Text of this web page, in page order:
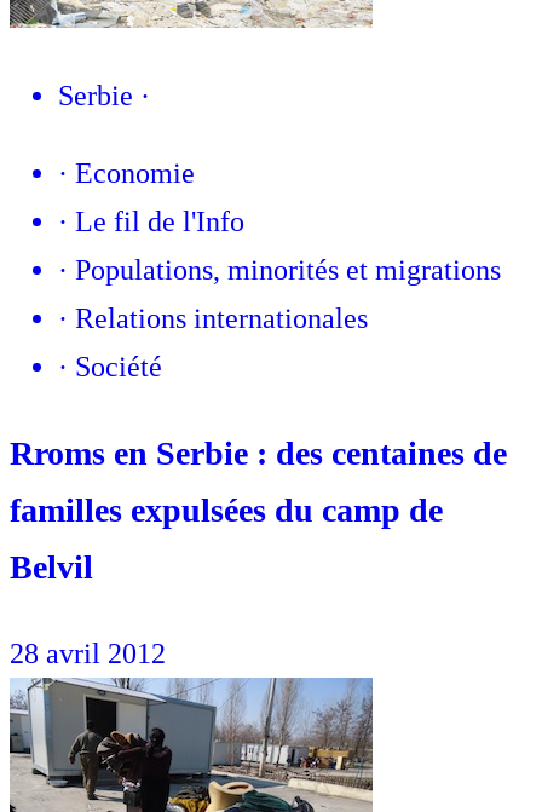
Serbie ·
· Economie
· Le fil de l'Info
· Populations, minorités et migrations
· Relations internationales
· Société
Rroms en Serbie : des centaines de
familles expulsées du camp de
Belvil
28 avril 2012